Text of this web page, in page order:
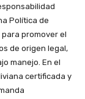
Política de
promover el
de origen legal,
manejo. En el
certificada y